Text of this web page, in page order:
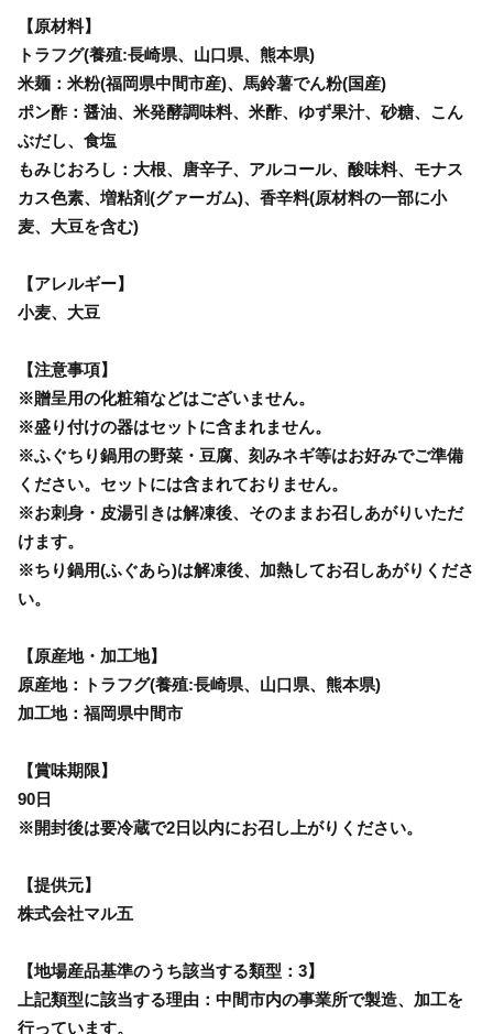
【原材料】
トラフグ(養殖:長崎県、山口県、熊本県)
米麺：米粉(福岡県中間市産)、馬鈴薯でん粉(国産)
ポン酢：醤油、米発酵調味料、米酢、ゆず果汁、砂糖、こん
ぶだし、食塩
もみじおろし：大根、唐辛子、アルコール、酸味料、モナス
カス色素、増粘剤(グァーガム)、香辛料(原材料の一部に小
麦、大豆を含む)
【アレルギー】
小麦、大豆
【注意事項】
※贈呈用の化粧箱などはございません。
※盛り付けの器はセットに含まれません。
※ふぐちり鍋用の野菜・豆腐、刻みネギ等はお好みでご準備
ください。セットには含まれておりません。
※お刺身・皮湯引きは解凍後、そのままお召しあがりいただ
けます。
※ちり鍋用(ふぐあら)は解凍後、加熱してお召しあがりくださ
い。
【原産地・加工地】
原産地：トラフグ(養殖:長崎県、山口県、熊本県)
加工地：福岡県中間市
【賞味期限】
90日
※開封後は要冷蔵で2日以内にお召し上がりください。
【提供元】
株式会社マル五
【地場産品基準のうち該当する類型：3】
上記類型に該当する理由：中間市内の事業所で製造、加工を
行っています。